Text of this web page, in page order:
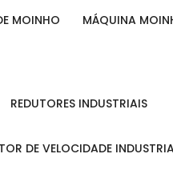
MOINHO MÁQUINA
REDUTORES INDUSTRIAIS
DE VELOCIDADE